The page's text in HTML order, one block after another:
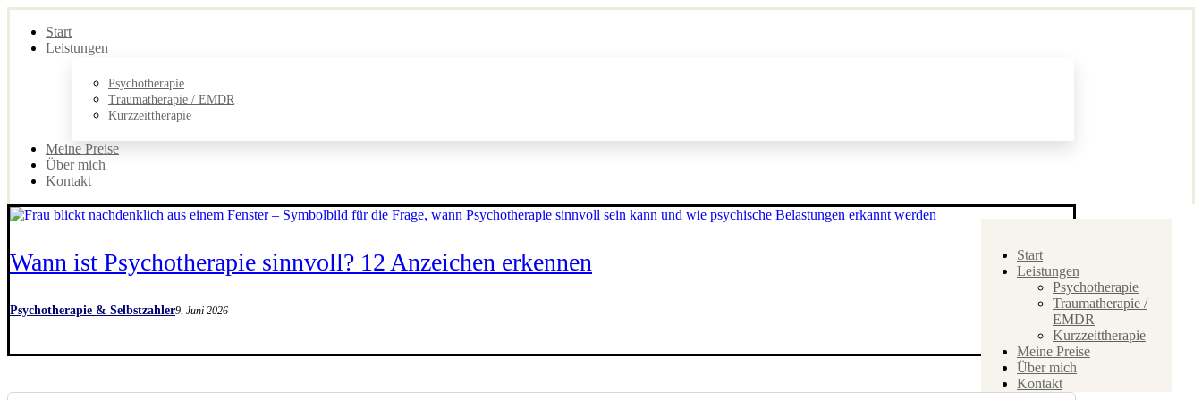
Start
Leistungen
Psychotherapie
Traumatherapie / EMDR
Kurzzeittherapie
Meine Preise
Über mich
Kontakt
Start
Leistungen
Psychotherapie
Traumatherapie /
EMDR
Kurzzeittherapie
Meine Preise
Über mich
Kontakt
Wann ist Psychotherapie sinnvoll? 12 Anzeichen erkennen
Psychotherapie & Selbstzahler9. Juni 2026